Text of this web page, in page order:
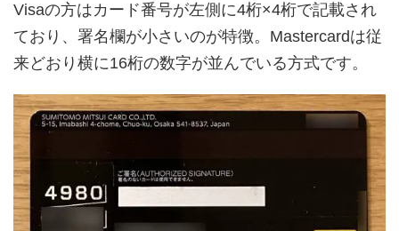
Visaの方はカード番号が左側に4桁×4桁で記載され
ており、署名欄が小さいのが特徴。Mastercardは従
来どおり横に16桁の数字が並んでいる方式です。